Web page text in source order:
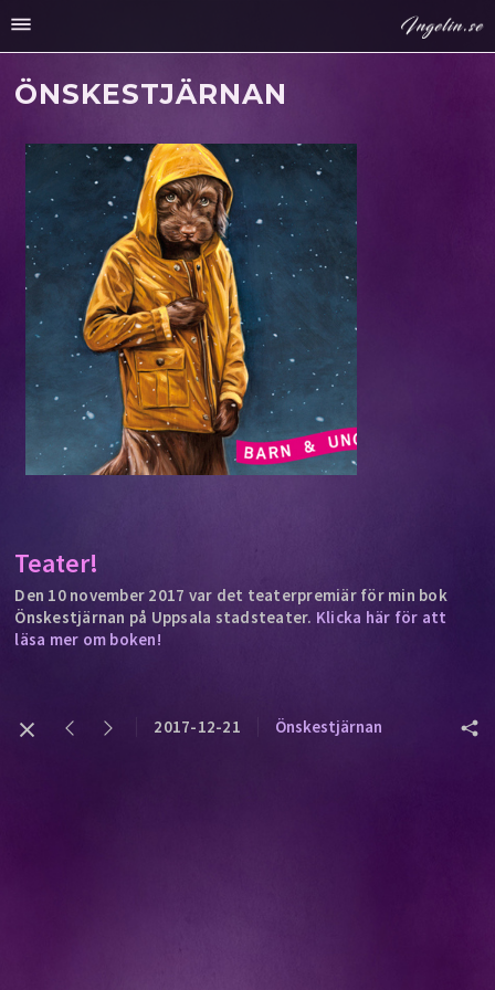
ÖNSKESTJÄRNAN
Teater!
Den 10 november 2017 var det teaterpremiär för min bok
Önskestjärnan på Uppsala stadsteater. Klicka här för att
läsa mer om boken!
2017-12-21 Önskestjärnan